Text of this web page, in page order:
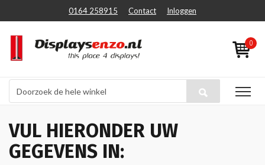
0164 258915 Contact Inloggen
0
VUL HIERONDER UW
GEGEVENS IN: